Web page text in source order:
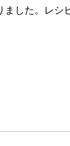
した。レシ